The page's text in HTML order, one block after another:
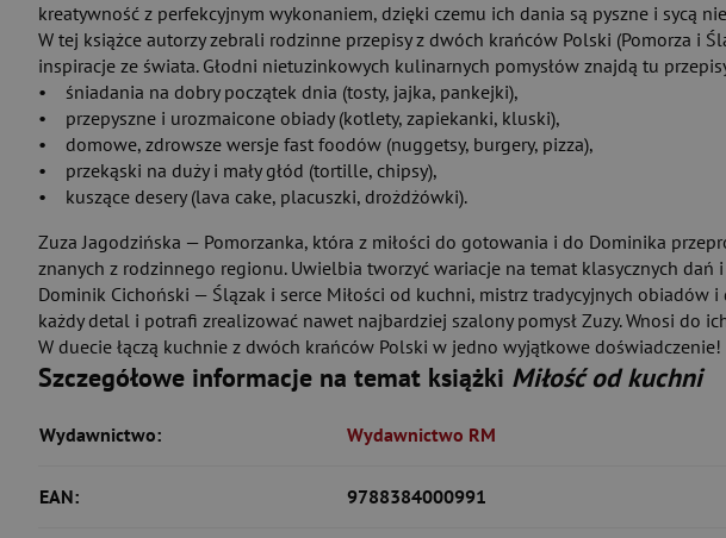
kreatywność z perfekcyjnym wykonaniem, dzięki czemu ich dania są pyszne i sycą
W tej książce autorzy zebrali rodzinne przepisy z dwóch krańców Polski (Pomorza i
inspiracje ze świata. Głodni nietuzinkowych kulinarnych pomysłów znajdą tu
• śniadania na dobry początek dnia (tosty, jajka, pankejki),
• przepyszne i urozmaicone obiady (kotlety, zapiekanki, kluski),
• domowe, zdrowsze wersje fast foodów (nuggetsy, burgery, pizza),
• przekąski na duży i mały głód (tortille, chipsy),
• kuszące desery (lava cake, placuszki, drożdżówki).
Zuza Jagodzińska — Pomorzanka, która z miłości do gotowania i do Dominika
znanych z rodzinnego regionu. Uwielbia tworzyć wariacje na temat klasycznych dań
Dominik Cichoński — Ślązak i serce Miłości od kuchni, mistrz tradycyjnych
każdy detal i potrafi zrealizować nawet najbardziej szalony pomysł Zuzy. Wnosi do
W duecie łączą kuchnie z dwóch krańców Polski w jedno wyjątkowe doświadczenie!
Szczegółowe informacje na temat książki Miłość od kuchni
Wydawnictwo: Wydawnictwo RM
EAN: 9788384000991